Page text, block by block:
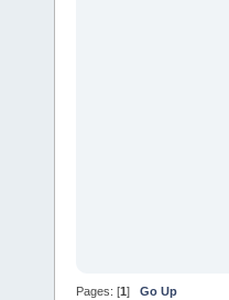
Pages: [1] Go Up